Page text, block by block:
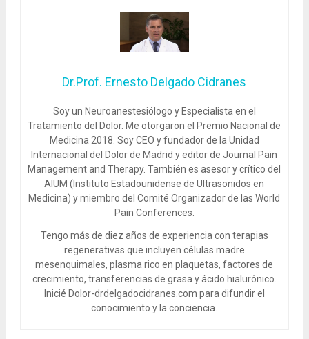
Dr.Prof. Ernesto Delgado Cidranes
Soy un Neuroanestesiólogo y Especialista en el
Tratamiento del Dolor. Me otorgaron el Premio Nacional de
Medicina 2018. Soy CEO y fundador de la Unidad
Internacional del Dolor de Madrid y editor de Journal Pain
Management and Therapy. También es asesor y crítico del
AIUM (Instituto Estadounidense de Ultrasonidos en
Medicina) y miembro del Comité Organizador de las World
Pain Conferences.
Tengo más de diez años de experiencia con terapias
regenerativas que incluyen células madre
mesenquimales, plasma rico en plaquetas, factores de
crecimiento, transferencias de grasa y ácido hialurónico.
Inicié Dolor-drdelgadocidranes.com para difundir el
conocimiento y la conciencia.